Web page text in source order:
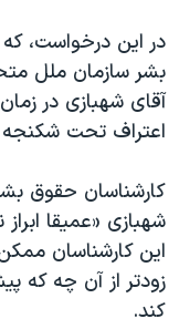
چهل سال گروگان‌گیری
قانون شفافیت
اعتراضات مردمی آبان
نرگس محمدی برنده
همایش
صفحه‌های ویژه
در این درخواست، که
بشر سازمان ملل
آقای شهبازی در
اعتراف تحت شکنجه
کارشناسان حقوق
شهبازی «عمیقا
این کارشناسان
زودتر از آن چه که
کند.